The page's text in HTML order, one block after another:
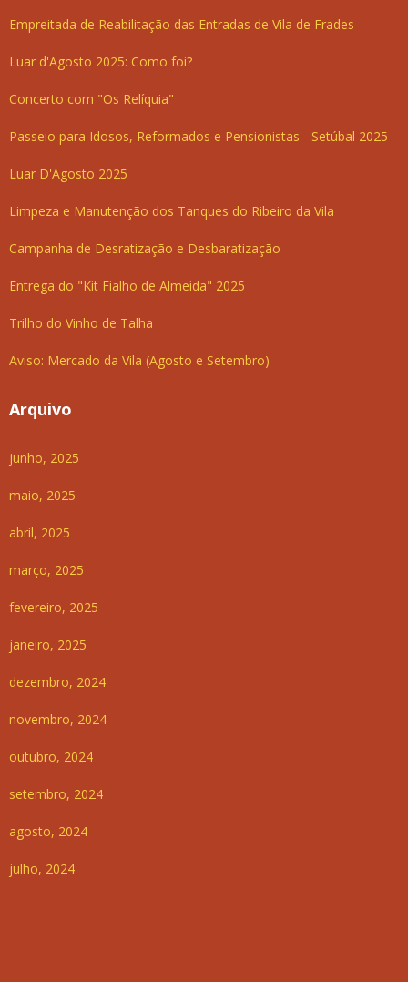
Empreitada de Reabilitação das Entradas de Vila de Frades
Luar d'Agosto 2025: Como foi?
Concerto com "Os Relíquia"
Passeio para Idosos, Reformados e Pensionistas - Setúbal 2025
Luar D'Agosto 2025
Limpeza e Manutenção dos Tanques do Ribeiro da Vila
Campanha de Desratização e Desbaratização
Entrega do "Kit Fialho de Almeida" 2025
Trilho do Vinho de Talha
Aviso: Mercado da Vila (Agosto e Setembro)
Arquivo
junho, 2025
maio, 2025
abril, 2025
março, 2025
fevereiro, 2025
janeiro, 2025
dezembro, 2024
novembro, 2024
outubro, 2024
setembro, 2024
agosto, 2024
julho, 2024